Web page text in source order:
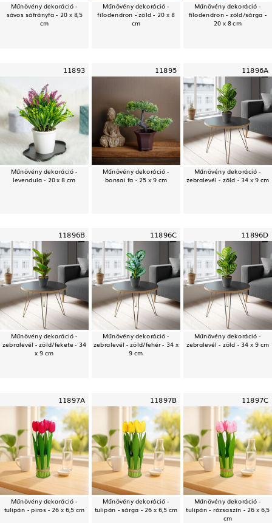
Műnövény dekoráció -
sávos sáfrányfa - 20 x 8,5
cm
Műnövény dekoráció -
filodendron - zöld - 20 x 8
cm
Műnövény dekoráció -
filodendron - zöld/sárga -
20 x 8 cm
11893
Műnövény dekoráció -
levendula - 20 x 8 cm
11895
Műnövény dekoráció -
bonsai fa - 25 x 9 cm
11896A
Műnövény dekoráció -
zebralevél - zöld - 34 x 9 cm
11896B
Műnövény dekoráció -
zebralevél - zöld/fekete - 34
x 9 cm
11896C
Műnövény dekoráció -
zebralevél - zöld/fehér - 34 x
9 cm
11896D
Műnövény dekoráció -
zebralevél - zöld - 34 x 9 cm
11897A
Műnövény dekoráció -
tulipán - piros - 26 x 6,5 cm
11897B
Műnövény dekoráció -
tulipán - sárga - 26 x 6,5 cm
11897C
Műnövény dekoráció -
tulipán - rózsaszín - 26 x 6,5
cm